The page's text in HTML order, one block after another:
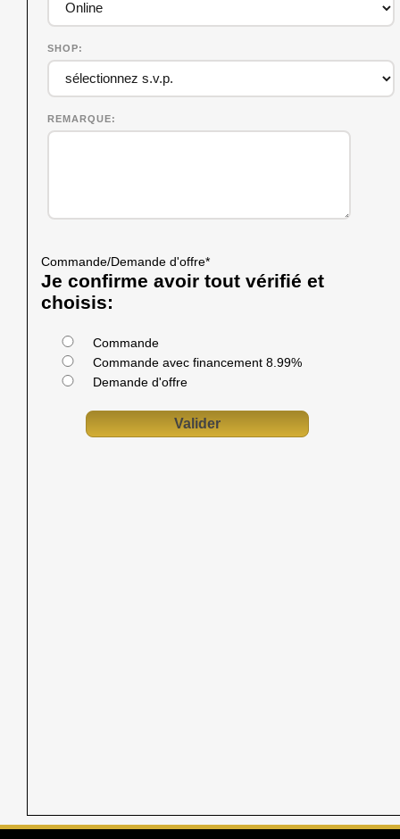
SHOP
REMARQUE
Commande/Demande d'offre*
Je confirme avoir tout vérifié et
choisis:
Commande
Commande avec financement 8.99%
Demande d'offre